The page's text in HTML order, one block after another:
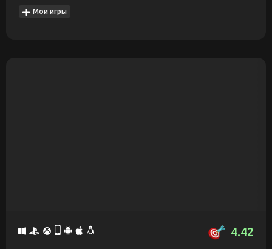
Мои игры
4.42